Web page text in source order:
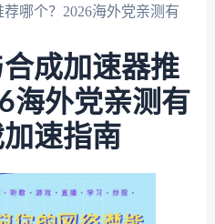
哪个？2026海外党亲测有
成加速器推
海外党亲测有
速指南